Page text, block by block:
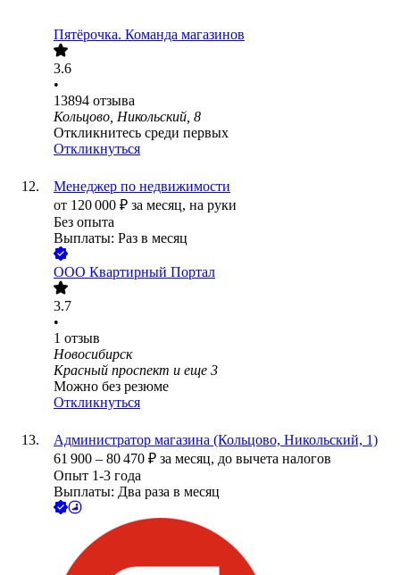
Пятёрочка. Команда магазинов
3.6
•
13894 отзыва
Кольцово, Никольский, 8
Откликнитесь среди первых
Откликнуться
Менеджер по недвижимости
от 120 000 ₽ за месяц, на руки
Без опыта
Выплаты: Раз в месяц
ООО Квартирный Портал
3.7
•
1 отзыв
Новосибирск
Красный проспект и еще 3
Можно без резюме
Откликнуться
Администратор магазина (Кольцово, Никольский, 1)
61 900 – 80 470 ₽ за месяц, до вычета налогов
Опыт 1-3 года
Выплаты: Два раза в месяц